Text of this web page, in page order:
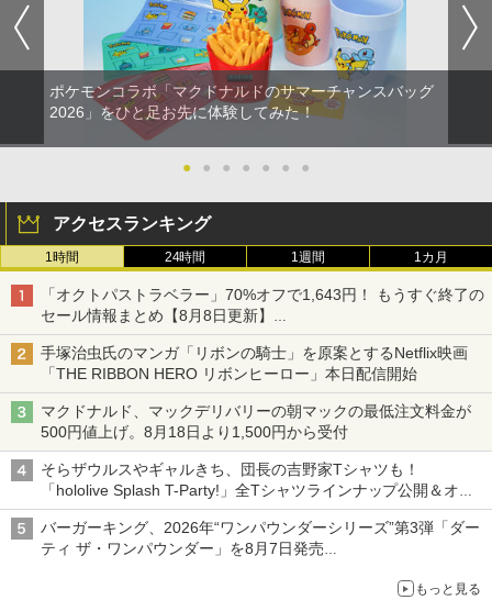
ポケモンコラボ「マクドナルドのサマーチャンスバッグ
2026」をひと足お先に体験してみた！
● ● ● ● ● ● ●
アクセスランキング
1時間 24時間 1週間 1カ月
「オクトパストラベラー」70%オフで1,643円！ もうすぐ終了の
セール情報まとめ【8月8日更新】
ニンテンドーeショップでは「大神 絶景版」が67%オフで990円
手塚治虫氏のマンガ「リボンの騎士」を原案とするNetflix映画
「THE RIBBON HERO リボンヒーロー」本日配信開始
マクドナルド、マックデリバリーの朝マックの最低注文料金が
500円値上げ。8月18日より1,500円から受付
そらザウルスやギャルきち、団長の吉野家Tシャツも！
「hololive Splash T-Party!」全Tシャツラインナップ公開＆オン
ライン販売開始
バーガーキング、2026年“ワンパウンダーシリーズ”第3弾「ダー
ティ ザ・ワンパウンダー」を8月7日発売
もっと見る